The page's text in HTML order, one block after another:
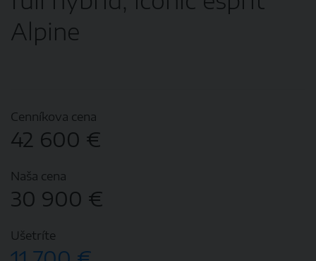
Alpine
Cenníkova cena
42 600 €
Naša cena
30 900 €
Ušetríte